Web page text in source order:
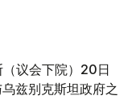
议会下院）20日
兹别克斯坦政府之